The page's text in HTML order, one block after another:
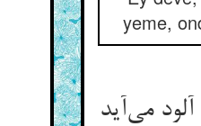
yeme,
می‌‌آید